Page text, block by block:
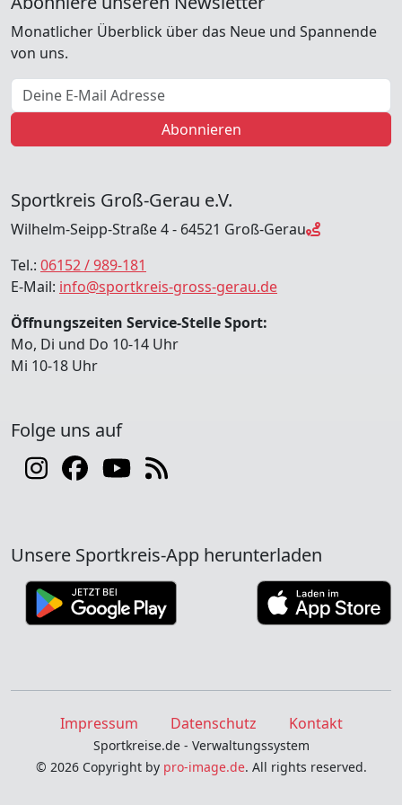
Monatlicher Überblick über das Neue und Spannende
von uns.
E-Mail Adresse
Abonnieren
Sportkreis Groß-Gerau e.V.
Wilhelm-Seipp-Straße 4 - 64521 Groß-Gerau
Tel.: 06152 / 989-181
E-Mail: info@sportkreis-gross-gerau.de
Öffnungszeiten Service-Stelle Sport:
Mo, Di und Do 10-14 Uhr
Mi 10-18 Uhr
Folge uns auf
Unsere Sportkreis-App herunterladen
Impressum Datenschutz Kontakt
Sportkreise.de - Verwaltungssystem
© 2026 Copyright by pro-image.de. All rights reserved.